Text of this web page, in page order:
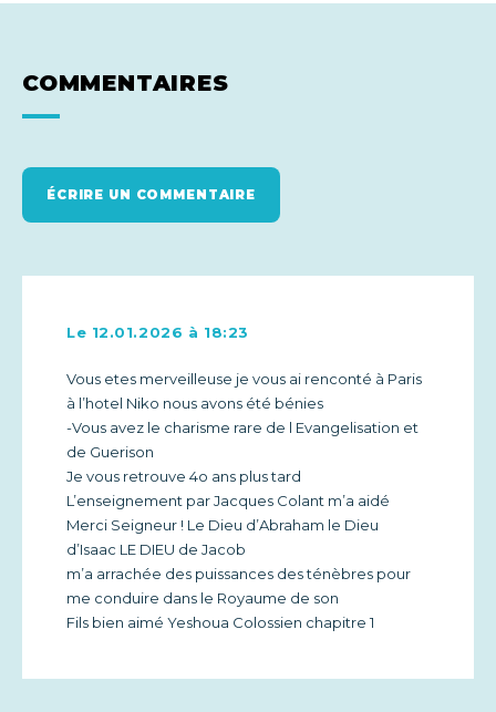
COMMENTAIRES
ÉCRIRE UN COMMENTAIRE
Le 12.01.2026 à 18:23
Vous etes merveilleuse je vous ai renconté à Paris
à l’hotel Niko nous avons été bénies
-Vous avez le charisme rare de l Evangelisation et
de Guerison
Je vous retrouve 4o ans plus tard
L’enseignement par Jacques Colant m’a aidé
Merci Seigneur ! Le Dieu d’Abraham le Dieu
d’Isaac LE DIEU de Jacob
m’a arrachée des puissances des ténèbres pour
me conduire dans le Royaume de son
Fils bien aimé Yeshoua Colossien chapitre 1